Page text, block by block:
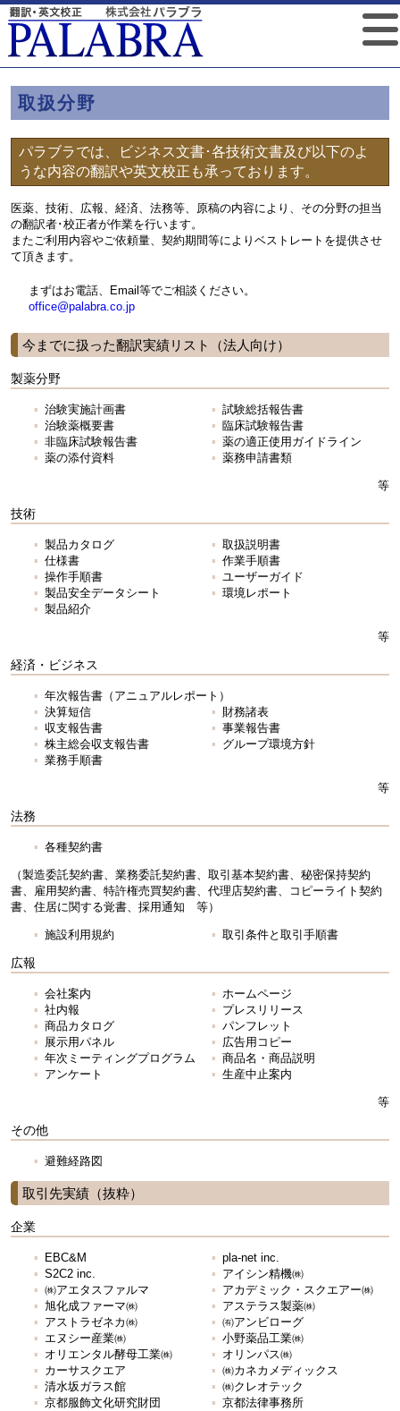
取扱分野
パラブラでは、ビジネス文書･各技術文書及び以下のよ
うな内容の翻訳や英文校正も承っております。
医薬、技術、広報、経済、法務等、原稿の内容により、その分野の担当
の翻訳者･校正者が作業を行います。
またご利用内容やご依頼量、契約期間等によりベストレートを提供させ
て頂きます。
まずはお電話、Email等でご相談ください。
office@palabra.co.jp
今までに扱った翻訳実績リスト（法人向け）
製薬分野
治験実施計画書
試験総括報告書
治験薬概要書
臨床試験報告書
非臨床試験報告書
薬の適正使用ガイドライン
薬の添付資料
薬務申請書類
等
技術
製品カタログ
取扱説明書
仕様書
作業手順書
操作手順書
ユーザーガイド
製品安全データシート
環境レポート
製品紹介
等
経済・ビジネス
年次報告書（アニュアルレポート）
決算短信
財務諸表
収支報告書
事業報告書
株主総会収支報告書
グループ環境方針
業務手順書
等
法務
各種契約書
（製造委託契約書、業務委託契約書、取引基本契約書、秘密保持契約
書、雇用契約書、特許権売買契約書、代理店契約書、コピーライト契約
書、住居に関する覚書、採用通知 等）
施設利用規約 取引条件と取引手順書
広報
会社案内
ホームページ
社内報
プレスリリース
商品カタログ
パンフレット
展示用パネル
広告用コピー
年次ミーティングプログラム
商品名・商品説明
アンケート
生産中止案内
等
その他
避難経路図
取引先実績（抜粋）
企業
EBC&M
pla-net inc.
S2C2 inc.
アイシン精機㈱
㈱アエタスファルマ
アカデミック・スクエアー㈱
旭化成ファーマ㈱
アステラス製薬㈱
アストラゼネカ㈱
㈲アンビローグ
エヌシー産業㈱
小野薬品工業㈱
オリエンタル酵母工業㈱
オリンパス㈱
カーサスクエア
㈱カネカメディックス
清水坂ガラス館
㈱クレオテック
京都服飾文化研究財団
京都法律事務所